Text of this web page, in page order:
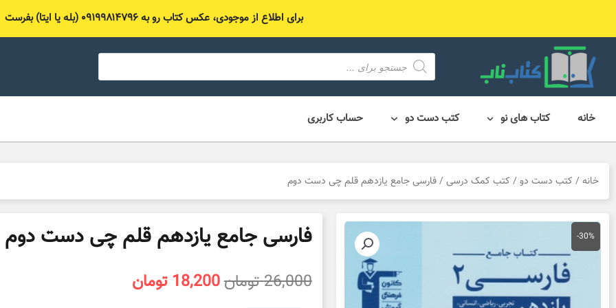
محتوا
برای اطلاع از موجودی، عکس کتاب رو به ۰۹۱۹۹۸۱۴۷۹۶ (بله یا ایتا) بفرست
محصول
search
خانه کتاب های نو کتب دست دو حساب کاربری
خانه / کتب دست دو / کتب کمک درسی / فارسی جامع یازدهم قلم چی دست دوم
-30% فارسی جامع یازدهم قلم چی دست دوم
26,000تومانقیمت
18,200 تومان